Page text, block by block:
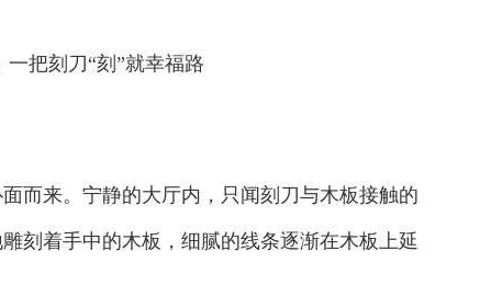
把刻刀“刻”就幸福路
来。宁静的大厅内，只闻刻刀与木板接触的
刻着手中的木板，细腻的线条逐渐在木板上延